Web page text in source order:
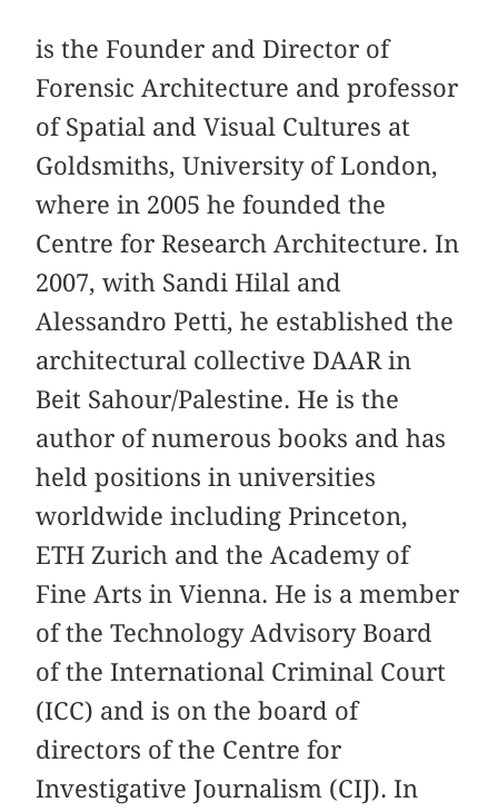
is the Founder and Director of
Forensic Architecture and professor
of Spatial and Visual Cultures at
Goldsmiths, University of London,
where in 2005 he founded the
Centre for Research Architecture. In
2007, with Sandi Hilal and
Alessandro Petti, he established the
architectural collective DAAR in
Beit Sahour/Palestine. He is the
author of numerous books and has
held positions in universities
worldwide including Princeton,
ETH Zurich and the Academy of
Fine Arts in Vienna. He is a member
of the Technology Advisory Board
of the International Criminal Court
(ICC) and is on the board of
directors of the Centre for
Investigative Journalism (CIJ). In